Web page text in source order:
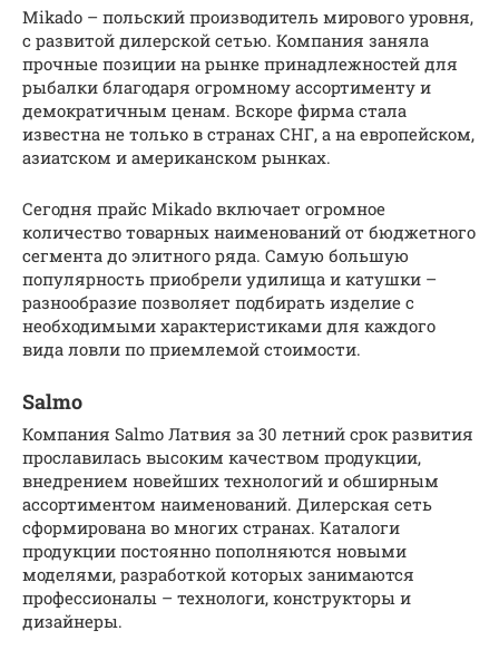
Mikado – польский производитель мирового уровня,
с развитой дилерской сетью. Компания заняла
прочные позиции на рынке принадлежностей для
рыбалки благодаря огромному ассортименту и
демократичным ценам. Вскоре фирма стала
известна не только в странах СНГ, а на европейском,
азиатском и американском рынках.
Сегодня прайс Mikado включает огромное
количество товарных наименований от бюджетного
сегмента до элитного ряда. Самую большую
популярность приобрели удилища и катушки –
разнообразие позволяет подбирать изделие с
необходимыми характеристиками для каждого
вида ловли по приемлемой стоимости.
Salmo
Компания Salmo Латвия за 30 летний срок развития
прославилась высоким качеством продукции,
внедрением новейших технологий и обширным
ассортиментом наименований. Дилерская сеть
сформирована во многих странах. Каталоги
продукции постоянно пополняются новыми
моделями, разработкой которых занимаются
профессионалы – технологи, конструкторы и
дизайнеры.